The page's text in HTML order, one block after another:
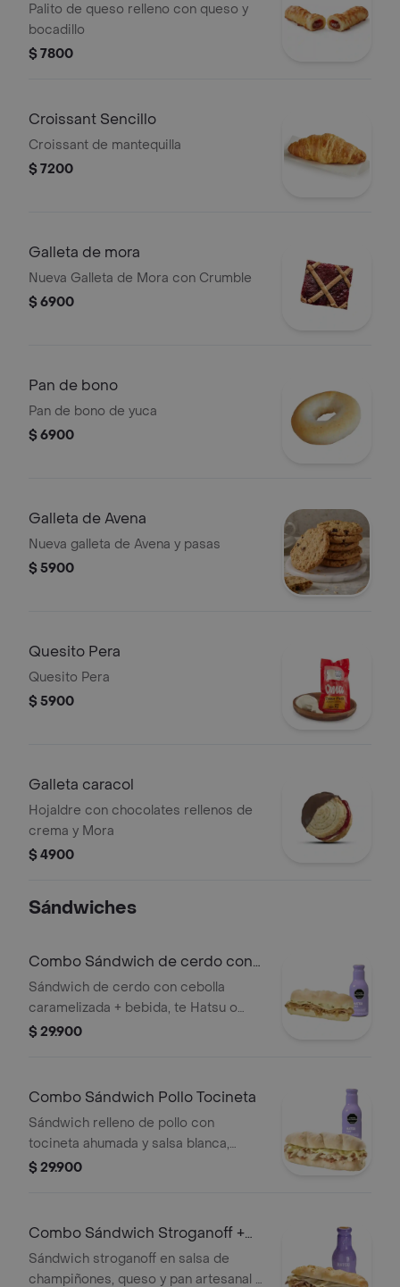
Palito de queso relleno con queso y
bocadillo
$ 7800
Croissant Sencillo
Croissant de mantequilla
$ 7200
Galleta de mora
Nueva Galleta de Mora con Crumble
$ 6900
Pan de bono
Pan de bono de yuca
$ 6900
Galleta de Avena
Nueva galleta de Avena y pasas
$ 5900
Quesito Pera
Quesito Pera
$ 5900
Galleta caracol
Hojaldre con chocolates rellenos de
crema y Mora
$ 4900
Sándwiches
Combo Sándwich de cerdo con
cebolla cara
Sándwich de cerdo con cebolla
caramelizada + bebida, te Hatsu o
Capuccino 300 ml
$ 29.900
Combo Sándwich Pollo Tocineta
Sándwich relleno de pollo con
tocineta ahumada y salsa blanca,
lonjas de queso y mayonesa con
$ 29.900
Combo Sándwich Stroganoff +
Bebida
Sándwich stroganoff en salsa de
champiñones, queso y pan artesanal +